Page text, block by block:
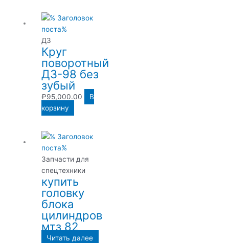
ДЗ
Круг
поворотный
ДЗ-98 без
зубый
₽95,000.00
В
корзину
Запчасти для
спецтехники
купить
головку
блока
цилиндров
мтз 82
Читать далее